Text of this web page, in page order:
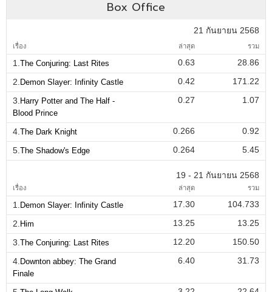
Box Office
21 กันยายน 2568
เรื่อง ล่าสุด รวม
1. The Conjuring: Last Rites 0.63
28.86
2. Demon Slayer: Infinity Castle 0.42
171.22
3. Harry Potter and The Half -
Blood Prince
0.27 1.07
4. The Dark Knight 0.266
0.92
5. The Shadow's Edge 0.264 5.45
19 - 21 กันยายน 2568
เรื่อง ล่าสุด รวม
1. Demon Slayer: Infinity Castle 17.30
104.733
2. Him 13.25
13.25
3. The Conjuring: Last Rites 12.20
150.50
4. Downton abbey: The Grand
Finale
6.40 31.73